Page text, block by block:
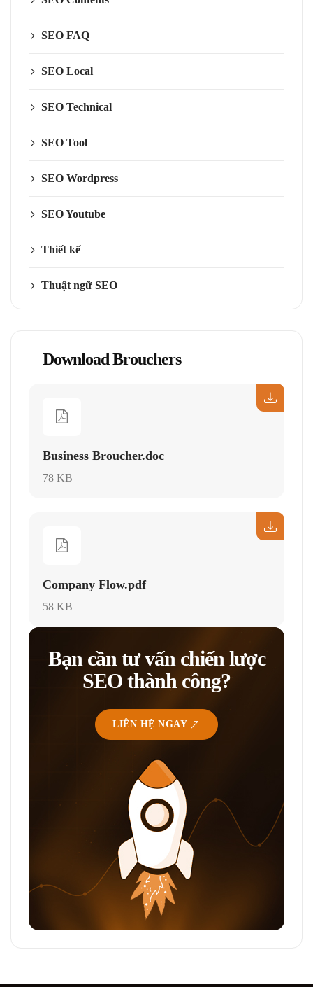
SEO FAQ
SEO Local
SEO Technical
SEO Tool
SEO Wordpress
SEO Youtube
Thiết kế
Thuật ngữ SEO
Download Brouchers
Business Broucher.doc
78 KB
Company Flow.pdf
58 KB
Bạn cần tư vấn chiến lược
SEO thành công?
LIÊN HỆ NGAY